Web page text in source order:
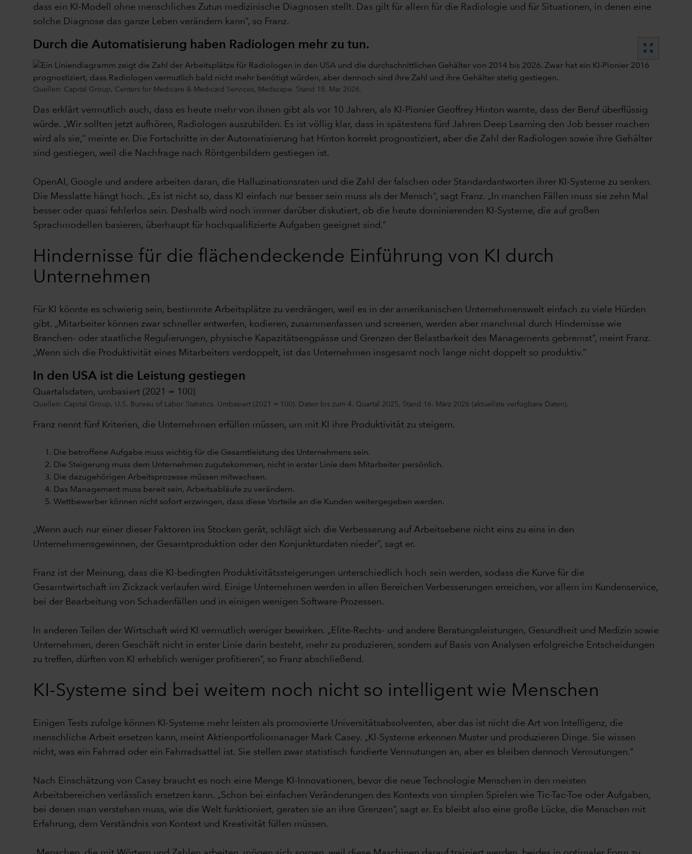
dass ein KI-Modell ohne menschliches Zutun medizinische Diagnosen stellt. Das gilt für allem für die Radiologie und für Situationen, in denen eine
solche Diagnose das ganze Leben verändern kann“, so Franz.
Durch die Automatisierung haben Radiologen mehr zu tun. zoom_out_map
Quellen: Capital Group, Centers for Medicare & Medicaid Services, Medscape. Stand 18. Mai 2026.
Das erklärt vermutlich auch, dass es heute mehr von ihnen gibt als vor 10 Jahren, als KI-Pionier Geoffrey Hinton warnte, dass der Beruf überflüssig
würde. „Wir sollten jetzt aufhören, Radiologen auszubilden. Es ist völlig klar, dass in spätestens fünf Jahren Deep Learning den Job besser machen
wird als sie,“ meinte er. Die Fortschritte in der Automatisierung hat Hinton korrekt prognostiziert, aber die Zahl der Radiologen sowie ihre Gehälter
sind gestiegen, weil die Nachfrage nach Röntgenbildern gestiegen ist.
OpenAI, Google und andere arbeiten daran, die Halluzinationsraten und die Zahl der falschen oder Standardantworten ihrer KI-Systeme zu senken.
Die Messlatte hängt hoch. „Es ist nicht so, dass KI einfach nur besser sein muss als der Mensch“, sagt Franz. „In manchen Fällen muss sie zehn Mal
besser oder quasi fehlerlos sein. Deshalb wird noch immer darüber diskutiert, ob die heute dominierenden KI-Systeme, die auf großen
Sprachmodellen basieren, überhaupt für hochqualifizierte Aufgaben geeignet sind.“
Hindernisse für die flächendeckende Einführung von KI durch
Unternehmen
Für KI könnte es schwierig sein, bestimmte Arbeitsplätze zu verdrängen, weil es in der amerikanischen Unternehmenswelt einfach zu viele Hürden
gibt. „Mitarbeiter können zwar schneller entwerfen, kodieren, zusammenfassen und screenen, werden aber manchmal durch Hindernisse wie
Branchen- oder staatliche Regulierungen, physische Kapazitätsengpässe und Grenzen der Belastbarkeit des Managements gebremst“, meint Franz.
„Wenn sich die Produktivität eines Mitarbeiters verdoppelt, ist das Unternehmen insgesamt noch lange nicht doppelt so produktiv.“
In den USA ist die Leistung gestiegen
Quartalsdaten, umbasiert (2021 = 100)
Quellen: Capital Group, U.S. Bureau of Labor Statistics. Umbasiert (2021 = 100). Daten bis zum 4. Quartal 2025, Stand 16. März 2026 (aktuellste verfügbare Daten).
Franz nennt fünf Kriterien, die Unternehmen erfüllen müssen, um mit KI ihre Produktivität zu steigern.
Die betroffene Aufgabe muss wichtig für die Gesamtleistung des Unternehmens sein.
Die Steigerung muss dem Unternehmen zugutekommen, nicht in erster Linie dem Mitarbeiter persönlich.
Die dazugehörigen Arbeitsprozesse müssen mitwachsen.
Das Management muss bereit sein, Arbeitsabläufe zu verändern.
Wettbewerber können nicht sofort erzwingen, dass diese Vorteile an die Kunden weitergegeben werden.
„Wenn auch nur einer dieser Faktoren ins Stocken gerät, schlägt sich die Verbesserung auf Arbeitsebene nicht eins zu eins in den
Unternehmensgewinnen, der Gesamtproduktion oder den Konjunkturdaten nieder“, sagt er.
Franz ist der Meinung, dass die KI-bedingten Produktivitätssteigerungen unterschiedlich hoch sein werden, sodass die Kurve für die
Gesamtwirtschaft im Zickzack verlaufen wird. Einige Unternehmen werden in allen Bereichen Verbesserungen erreichen, vor allem im Kundenservice,
bei der Bearbeitung von Schadenfällen und in einigen wenigen Software-Prozessen.
In anderen Teilen der Wirtschaft wird KI vermutlich weniger bewirken. „Elite-Rechts- und andere Beratungsleistungen, Gesundheit und Medizin sowie
Unternehmen, deren Geschäft nicht in erster Linie darin besteht, mehr zu produzieren, sondern auf Basis von Analysen erfolgreiche Entscheidungen
zu treffen, dürften von KI erheblich weniger profitieren“, so Franz abschließend.
KI-Systeme sind bei weitem noch nicht so intelligent wie Menschen
Einigen Tests zufolge können KI-Systeme mehr leisten als promovierte Universitätsabsolventen, aber das ist nicht die Art von Intelligenz, die
menschliche Arbeit ersetzen kann, meint Aktienportfoliomanager Mark Casey. „KI-Systeme erkennen Muster und produzieren Dinge. Sie wissen
nicht, was ein Fahrrad oder ein Fahrradsattel ist. Sie stellen zwar statistisch fundierte Vermutungen an, aber es bleiben dennoch Vermutungen.“
Nach Einschätzung von Casey braucht es noch eine Menge KI-Innovationen, bevor die neue Technologie Menschen in den meisten
Arbeitsbereichen verlässlich ersetzen kann. „Schon bei einfachen Veränderungen des Kontexts von simplen Spielen wie Tic-Tac-Toe oder Aufgaben,
bei denen man verstehen muss, wie die Welt funktioniert, geraten sie an ihre Grenzen“, sagt er. Es bleibt also eine große Lücke, die Menschen mit
Erfahrung, dem Verständnis von Kontext und Kreativität füllen müssen.